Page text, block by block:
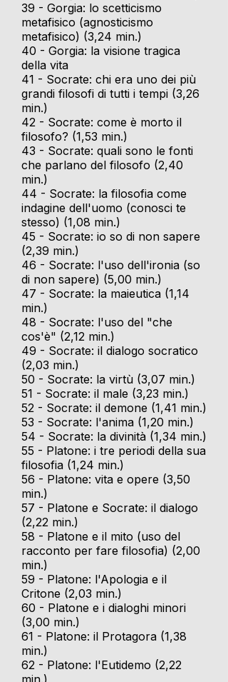
39 - Gorgia: lo scetticismo
metafisico (agnosticismo
metafisico) (3,24 min.)
40 - Gorgia: la visione tragica
della vita
41 - Socrate: chi era uno dei più
grandi filosofi di tutti i tempi (3,26
min.)
42 - Socrate: come è morto il
filosofo? (1,53 min.)
43 - Socrate: quali sono le fonti
che parlano del filosofo (2,40
min.)
44 - Socrate: la filosofia come
indagine dell'uomo (conosci te
stesso) (1,08 min.)
45 - Socrate: io so di non sapere
(2,39 min.)
46 - Socrate: l'uso dell'ironia (so
di non sapere) (5,00 min.)
47 - Socrate: la maieutica (1,14
min.)
48 - Socrate: l'uso del "che
cos'è" (2,12 min.)
49 - Socrate: il dialogo socratico
(2,03 min.)
50 - Socrate: la virtù (3,07 min.)
51 - Socrate: il male (3,23 min.)
52 - Socrate: il demone (1,41 min.)
53 - Socrate: l'anima (1,20 min.)
54 - Socrate: la divinità (1,34 min.)
55 - Platone: i tre periodi della sua
filosofia (1,24 min.)
56 - Platone: vita e opere (3,50
min.)
57 - Platone e Socrate: il dialogo
(2,22 min.)
58 - Platone e il mito (uso del
racconto per fare filosofia) (2,00
min.)
59 - Platone: l'Apologia e il
Critone (2,03 min.)
60 - Platone e i dialoghi minori
(3,00 min.)
61 - Platone: il Protagora (1,38
min.)
62 - Platone: l'Eutidemo (2,22
min.)